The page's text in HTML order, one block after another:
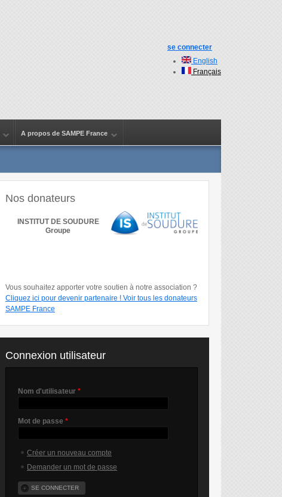
se connecter
English
Français
A propos de SAMPE France
Nos donateurs
INSTITUT DE SOUDURE
Groupe
Vous souhaitez apporter votre soutien à notre association ?
Cliquez ici pour devenir partenaire ! Voir tous les donateurs
SAMPE France
Connexion utilisateur
Nom d'utilisateur *
Mot de passe *
Créer un nouveau compte
Demander un mot de passe